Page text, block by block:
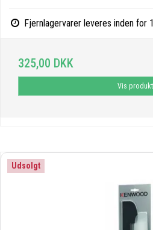
Fjernlagervarer leveres inden for
325,00 DKK
Vis produkt
Udsolgt